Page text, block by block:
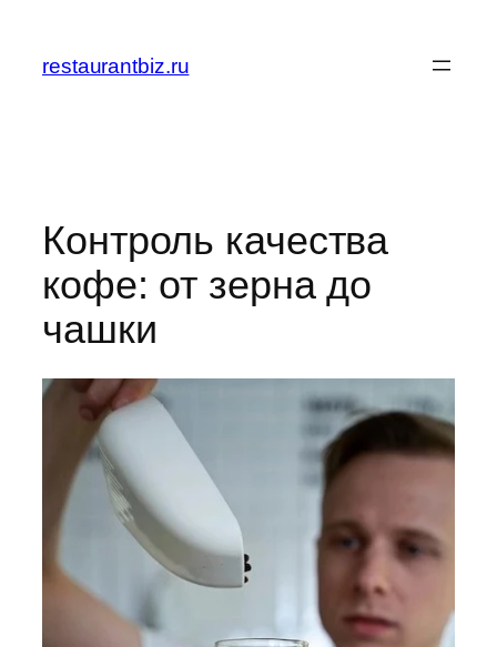
содержимому
restaurantbiz.ru
Контроль качества
кофе: от зерна до
чашки